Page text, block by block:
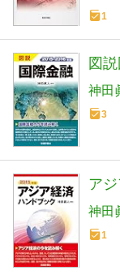
1
図
神田
3
ア
神田
1